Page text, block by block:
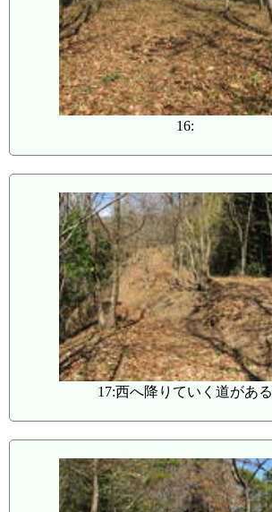
16:
17:西へ降りていく道がある